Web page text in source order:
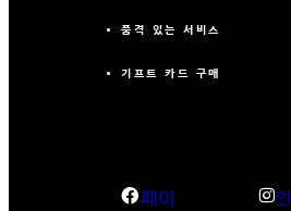
품격 있는 서비스
기프트 카드 구매
페이